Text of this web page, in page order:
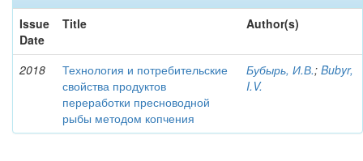
Issue
Date
Title Author(s)
2018
Технология и потребительские
свойства продуктов
переработки пресноводной
рыбы методом копчения
Бубырь, И.В.; Bubyr,
I.V.